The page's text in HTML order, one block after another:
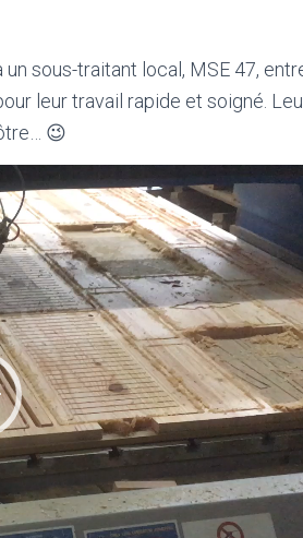
sous-traitant local, MSE 47,
leur travail rapide et soigné.
😉